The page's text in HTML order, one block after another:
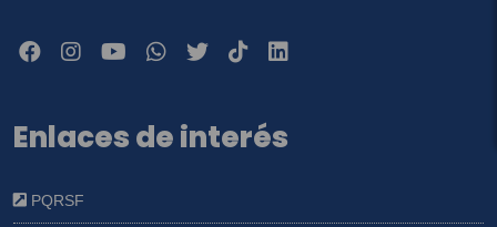
Enlaces de interés
PQRSF